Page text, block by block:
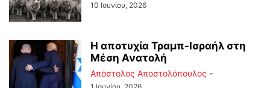
10 Ιουνίου, 2026
Η αποτυχία Τραμπ-Ισραήλ στη
Μέση Ανατολή
Απόστολος Αποστολόπουλος -